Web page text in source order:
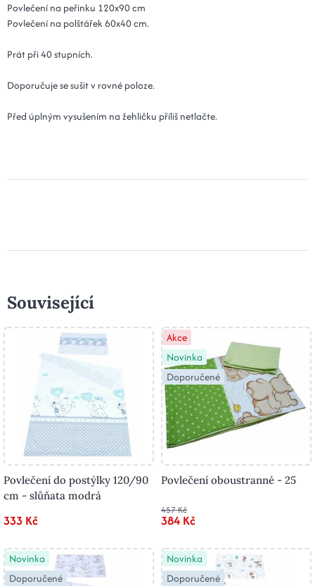
Povlečení na peřinku 120x90 cm
Povlečení na polštářek 60x40 cm.
Prát při 40 stupních.
Doporučuje se sušit v rovné poloze.
Před úplným vysušením na žehličku příliš netlačte.
Související
Povlečení do postýlky 120/90
cm - slůňata modrá
333 Kč
Akce
Novinka
Doporučené
Povlečení oboustranné - 25
457 Kč
384 Kč
Novinka
Doporučené
Novinka
Doporučené